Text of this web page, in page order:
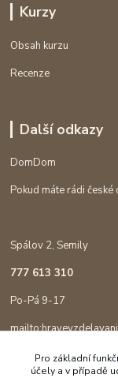
Kurzy
Obsah kurzu
Recenze
Další odkazy
DomDom
Pokud máte rádi
Spálov 2, Semily
777 613 310
Po-Pá 9-17
Pro základní
účely a v případě